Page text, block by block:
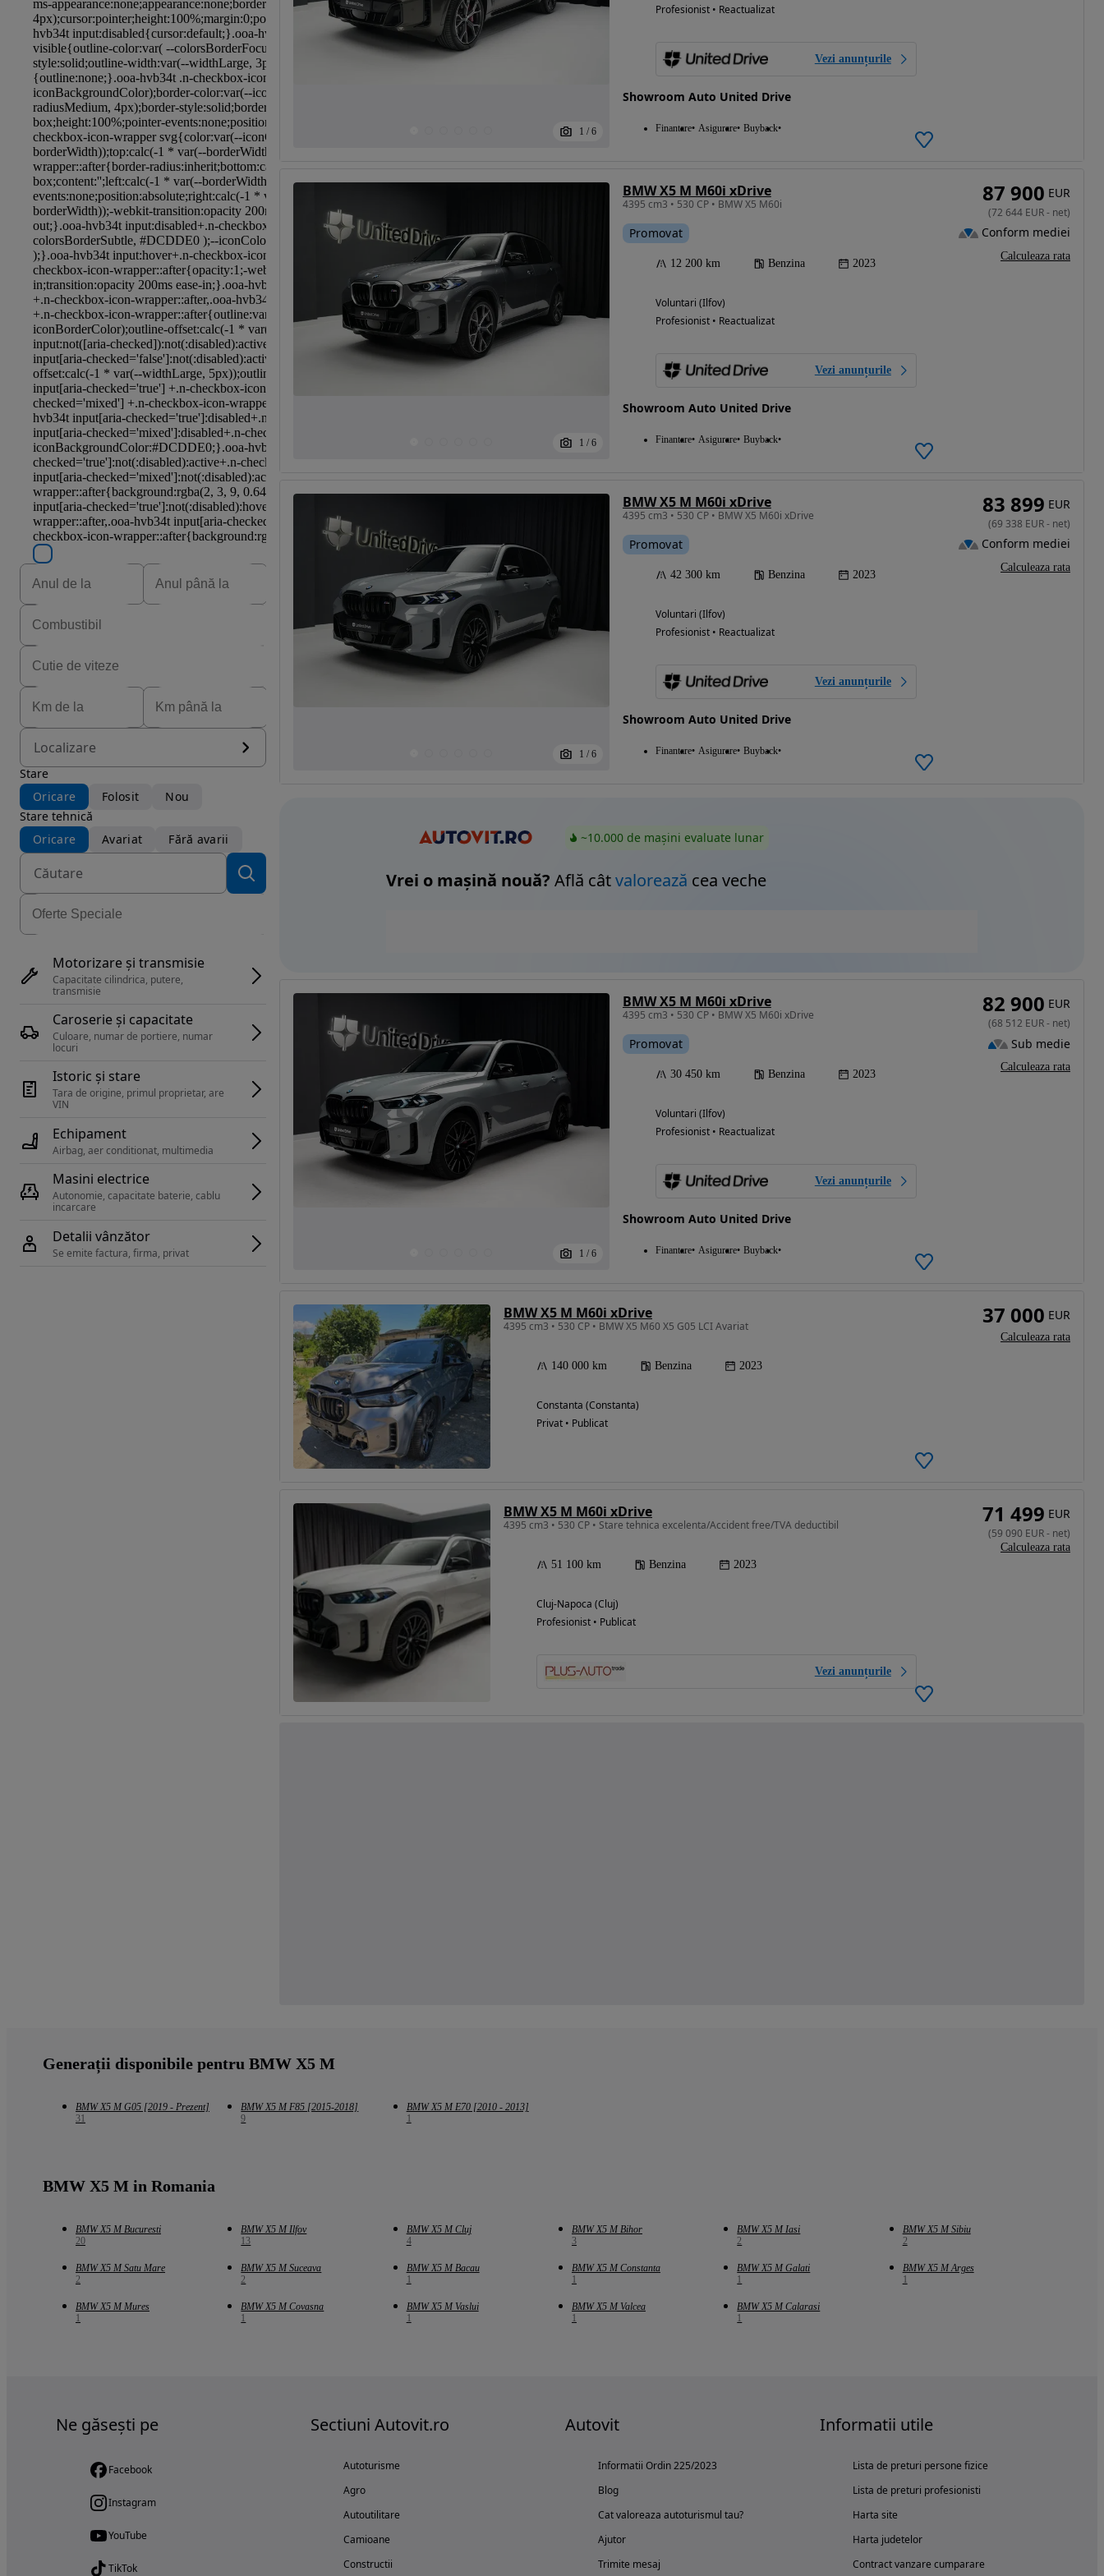
Eligibil pentru
Localizare
Stare
Oricare
Folosit
Nou
Stare tehnică
Oricare
Avariat Fără avarii
Motorizare și transmisie
Capacitate cilindrica, putere,
transmisie
Caroserie și capacitate
Culoare, numar de portiere, numar
locuri
Istoric și stare
Tara de origine, primul proprietar, are
Echipament
Airbag, aer conditionat, multimedia
Masini electrice
Autonomie, capacitate baterie, cablu
Detalii vânzător
Se emite factura, firma, privat
1 / 6
Profesionist • Reactualizat
Vezi anunțurile
Showroom Auto United Drive
Finantare Asigurare Buyback
1 / 6
BMW X5 M M60i xDrive
4395 cm3 • 530 CP • BMW X5 M60i
Promovat
12 200 km Benzina 2023
Voluntari (Ilfov)
Profesionist • Reactualizat
Vezi anunțurile
Showroom Auto United Drive
Finantare Asigurare Buyback
87 900 EUR
(72 644 EUR- net)
Conform mediei
Calculeaza rata
1 / 6
BMW X5 M M60i xDrive
4395 cm3 • 530 CP • BMW X5 M60i xDrive
Promovat
42 300 km Benzina 2023
Voluntari (Ilfov)
Profesionist • Reactualizat
Vezi anunțurile
Showroom Auto United Drive
Finantare Asigurare Buyback
83 899 EUR
(69 338 EUR- net)
Conform mediei
Calculeaza rata
~10.000 de mașini evaluate lunar
Vrei o mașină nouă? Află câtvalorează cea veche
1 / 6
BMW X5 M M60i xDrive
4395 cm3 • 530 CP • BMW X5 M60i xDrive
Promovat
30 450 km Benzina 2023
Voluntari (Ilfov)
Profesionist • Reactualizat
Vezi anunțurile
Showroom Auto United Drive
Finantare Asigurare Buyback
82 900 EUR
(68 512 EUR- net)
Sub medie
Calculeaza rata
BMW X5 M M60i xDrive
4395 cm3 • 530 CP • BMW X5 M60 X5 G05 LCI Avariat
140 000 km Benzina 2023
Constanta (Constanta)
Privat • Publicat
37 000 EUR
Calculeaza rata
BMW X5 M M60i xDrive
4395 cm3 • 530 CP • Stare tehnica excelenta/Accident free/TVA deductibil
51 100 km Benzina 2023
Cluj-Napoca (Cluj)
Profesionist • Publicat
Vezi anunțurile
71 499 EUR
(59 090 EUR- net)
Calculeaza rata
Generații disponibile pentru BMW X5 M
BMW X5 M G05 [2019 - Prezent]
31
BMW X5 M F85 [2015-2018]
9
BMW X5 M E70 [2010 - 2013]
1
BMW X5 M in Romania
BMW X5 M Bucuresti
20
BMW X5 M Ilfov
13
BMW X5 M Cluj
4
BMW X5 M Bihor
3
BMW X5 M Iasi
2
BMW X5 M Sibiu
2
BMW X5 M Satu Mare
2
BMW X5 M Suceava
2
BMW X5 M Bacau
1
BMW X5 M Constanta
1
BMW X5 M Galati
1
BMW X5 M Arges
1
BMW X5 M Mures
1
BMW X5 M Covasna
1
BMW X5 M Vaslui
1
BMW X5 M Valcea
1
BMW X5 M Calarasi
1
Ne găsești pe
Facebook
Instagram
YouTube
TikTok
Sectiuni Autovit.ro
Autoturisme
Agro
Autoutilitare
Camioane
Constructii
Autovit
Informatii Ordin 225/2023
Blog
Cat valoreaza autoturismul tau?
Ajutor
Trimite mesaj
Informatii utile
Lista de preturi persone fizice
Lista de preturi profesionisti
Harta site
Harta judetelor
Contract vanzare cumparare